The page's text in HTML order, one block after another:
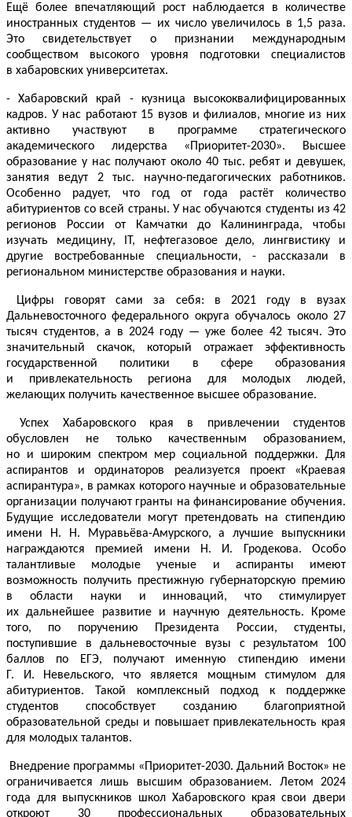
Ещё более впечатляющий рост наблюдается в количестве
иностранных студентов — их число увеличилось в 1,5 раза.
Это свидетельствует о признании международным
сообществом высокого уровня подготовки специалистов
в хабаровских университетах.
- Хабаровский край - кузница высококвалифицированных
кадров. У нас работают 15 вузов и филиалов, многие из них
активно участвуют в программе стратегического
академического лидерства «Приоритет-2030». Высшее
образование у нас получают около 40 тыс. ребят и девушек,
занятия ведут 2 тыс. научно-педагогических работников.
Особенно радует, что год от года растёт количество
абитуриентов со всей страны. У нас обучаются студенты из 42
регионов России от Камчатки до Калининграда, чтобы
изучать медицину, IT, нефтегазовое дело, лингвистику и
другие востребованные специальности, - рассказали в
региональном министерстве образования и науки.
Цифры говорят сами за себя: в 2021 году в вузах
Дальневосточного федерального округа обучалось около 27
тысяч студентов, а в 2024 году — уже более 42 тысяч. Это
значительный скачок, который отражает эффективность
государственной политики в сфере образования
и привлекательность региона для молодых людей,
желающих получить качественное высшее образование.
Успех Хабаровского края в привлечении студентов
обусловлен не только качественным образованием,
но и широким спектром мер социальной поддержки. Для
аспирантов и ординаторов реализуется проект «Краевая
аспирантура», в рамках которого научные и образовательные
организации получают гранты на финансирование обучения.
Будущие исследователи могут претендовать на стипендию
имени Н. Н. Муравьёва-Амурского, а лучшие выпускники
награждаются премией имени Н. И. Гродекова. Особо
талантливые молодые ученые и аспиранты имеют
возможность получить престижную губернаторскую премию
в области науки и инноваций, что стимулирует
их дальнейшее развитие и научную деятельность. Кроме
того, по поручению Президента России, студенты,
поступившие в дальневосточные вузы с результатом 100
баллов по ЕГЭ, получают именную стипендию имени
Г. И. Невельского, что является мощным стимулом для
абитуриентов. Такой комплексный подход к поддержке
студентов способствует созданию благоприятной
образовательной среды и повышает привлекательность края
для молодых талантов.
Внедрение программы «Приоритет-2030. Дальний Восток» не
ограничивается лишь высшим образованием. Летом 2024
года для выпускников школ Хабаровского края свои двери
откроют 30 профессиональных образовательных